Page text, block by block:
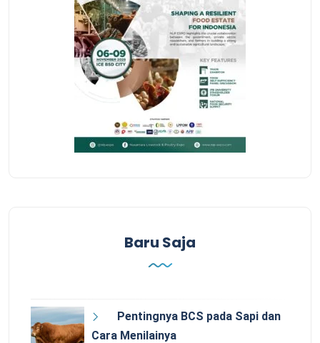
Baru Saja
Pentingnya BCS pada Sapi dan
Cara Menilainya